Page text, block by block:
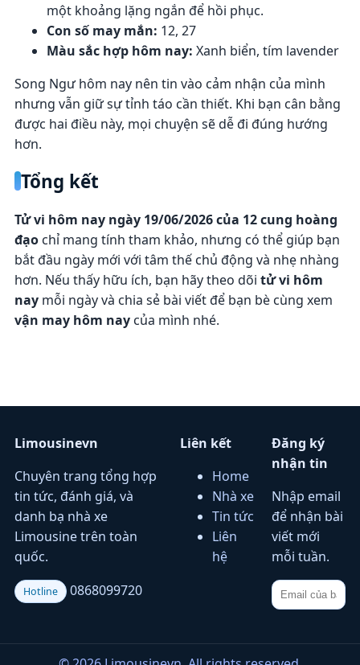
một khoảng lặng ngắn để hồi phục.
Con số may mắn: 12, 27
Màu sắc hợp hôm nay: Xanh biển, tím lavender
Song Ngư hôm nay nên tin vào cảm nhận của mình
nhưng vẫn giữ sự tỉnh táo cần thiết. Khi bạn cân bằng
được hai điều này, mọi chuyện sẽ dễ đi đúng hướng
hơn.
Tổng kết
Tử vi hôm nay ngày 19/06/2026 của 12 cung hoàng
đạochỉ mang tính tham khảo, nhưng có thể giúp bạn
bắt đầu ngày mới với tâm thế chủ động và nhẹ nhàng
hơn. Nếu thấy hữu ích, bạn hãy theo dõi tử vi hôm
naymỗi ngày và chia sẻ bài viết để bạn bè cùng xem
vận may hôm naycủa mình nhé.
Limousinevn
Chuyên trang tổng hợp
tin tức, đánh giá, và
danh bạ nhà xe
Limousine trên toàn
quốc.
Hotline 0868099720
Liên kết
Home
Nhà xe
Tin tức
Liên
hệ
Đăng ký
nhận tin
Nhập email
để nhận bài
viết mới
mỗi tuần.